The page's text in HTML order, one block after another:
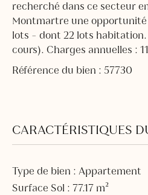
recherché dans ce secteur
Montmartre une
lots - dont 22 lots habitation.
cours). Charges annuelles :
Référence du bien : 57730
CARACTÉRISTIQUES
Type de bien : Appartement
Surface Sol : 77.17 m²